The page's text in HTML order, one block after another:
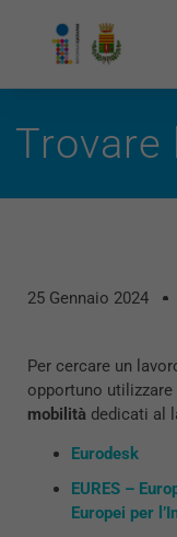
Trovare
25 Gennaio 2024
Per cercare un
opportuno utilizzare
mobilità dedicati al
Eurodesk
EURES –
Europei per